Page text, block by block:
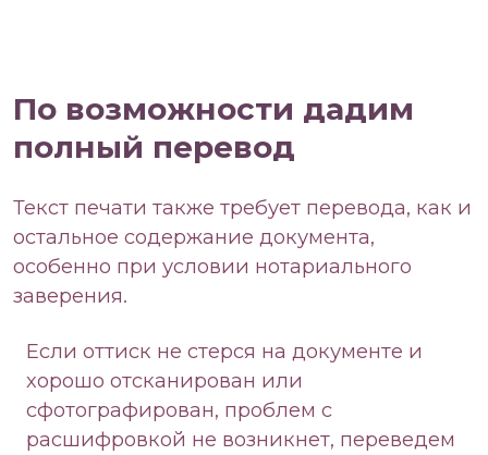
По возможности дадим
полный перевод
Текст печати также требует перевода, как и
остальное содержание документа,
особенно при условии нотариального
заверения.
Если оттиск не стерся на документе и
хорошо отсканирован или
сфотографирован, проблем с
расшифровкой не возникнет, переведем